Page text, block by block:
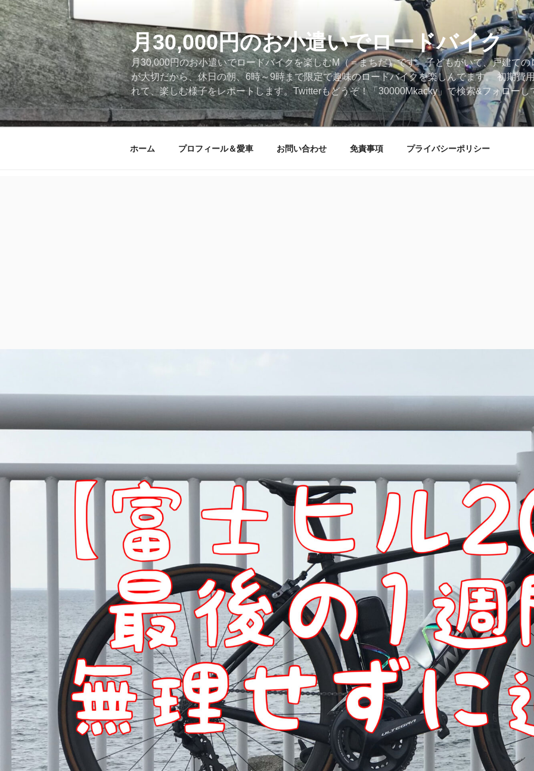
コ
ン
テ
ン
ツ
へ
ス
キ
ッ
月30,000円のお小遣いでロードバイク
月30,000円のお小遣いでロードバイクを楽しむM（＝まちだ）です。子どもがいて、戸建て
が大切だから、休日の朝、6時～9時まで限定で趣味のロードバイクを楽しんでます。 初期費
れて、楽しむ様子をレポートします。Twitterもどうぞ！「30000Mkacky」で検索&フォローし
ホーム プロフィール＆愛車 お問い合わせ 免責事項 プライバシーポリシー